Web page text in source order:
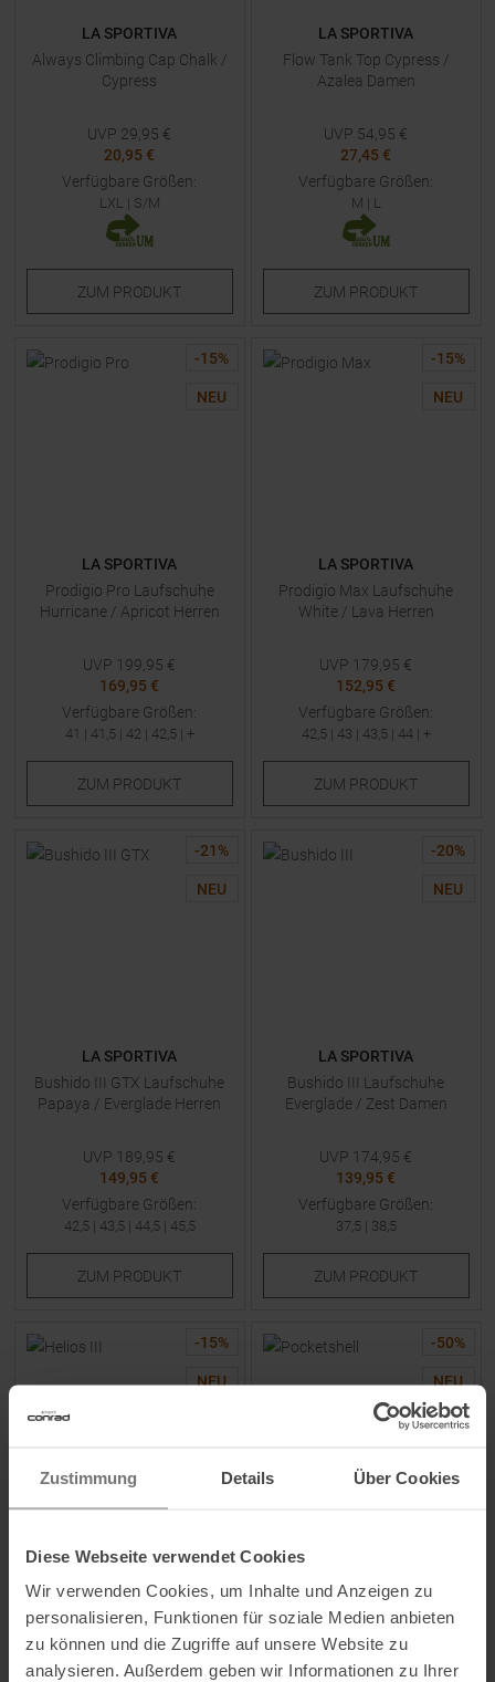
Zustimmung Details Über Cookies
Diese Webseite verwendet Cookies
Wir verwenden Cookies, um Inhalte und Anzeigen zu
personalisieren, Funktionen für soziale Medien anbieten
zu können und die Zugriffe auf unsere Website zu
analysieren. Außerdem geben wir Informationen zu Ihrer
LA SPORTIVA
Always Climbing Cap Chalk /
Cypress
UVP 29,95 €
20,95 €
Verfügbare Größen:
LXL | S/M
ZUM PRODUKT
LA SPORTIVA
Flow Tank Top Cypress /
Azalea Damen
UVP 54,95 €
27,45 €
Verfügbare Größen:
M | L
ZUM PRODUKT
-15%
NEU
LA SPORTIVA
Prodigio Pro Laufschuhe
Hurricane / Apricot Herren
UVP 199,95 €
169,95 €
Verfügbare Größen:
41 | 41,5 | 42| 42,5 | +
ZUM PRODUKT
-15%
NEU
LA SPORTIVA
Prodigio Max Laufschuhe
White / Lava Herren
UVP 179,95 €
152,95 €
Verfügbare Größen:
42,5 | 43 | 43,5 | 44| +
ZUM PRODUKT
-21 %
NEU
LA SPORTIVA
Bushido III GTX Laufschuhe
Papaya / Everglade Herren
UVP 189,95 €
149,95 €
Verfügbare Größen:
42,5 | 43,5 | 44,5 | 45,5
ZUM PRODUKT
-20%
NEU
LA SPORTIVA
Bushido III Laufschuhe
Everglade / Zest Damen
UVP 174,95 €
139,95 €
Verfügbare Größen:
37,5 | 38,5
ZUM PRODUKT
-15%
NEU
LA SPORTIVA
Cherry Tomato Damen
UVP149,95€
127,45 €
-50%
NEU
Night Sky Damen
UVP184,95€
92,45 €